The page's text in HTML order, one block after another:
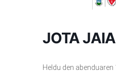
JOTA
Heldu den abenduaren